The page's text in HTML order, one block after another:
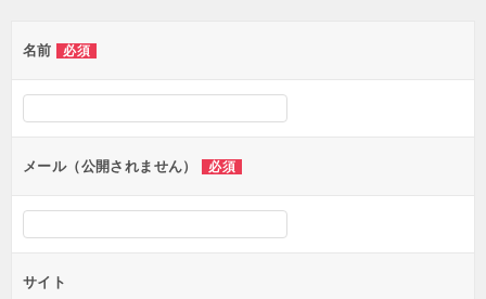
名前 必須
メール（公開されません） 必須
サイト